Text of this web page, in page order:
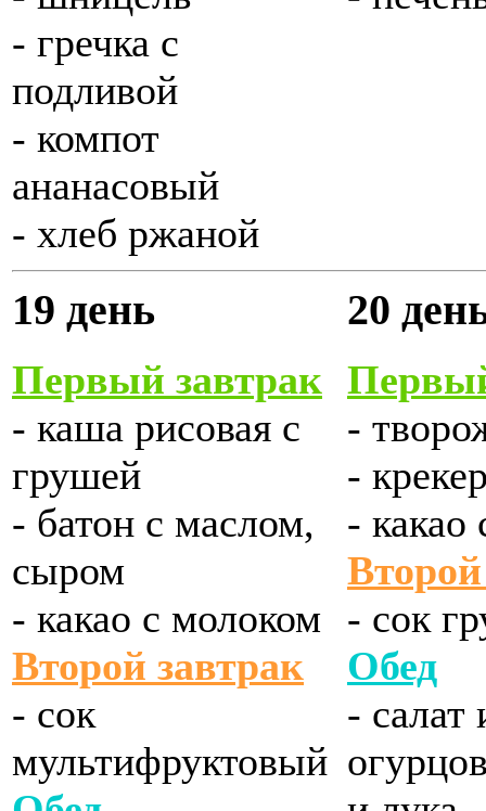
- гречка с
подливой
- компот
ананасовый
- хлеб ржаной
19 день
Первый завтрак
- каша рисовая с
грушей
- батон с маслом,
сыром
- какао с молоком
Второй завтрак
- сок
мультифруктовый
20
-
-
- какао
- сок
Обед
- салат